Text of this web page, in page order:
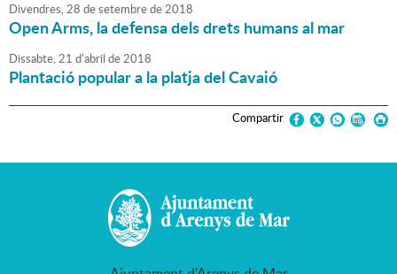
Divendres,28 desetembrede2018
Open Arms, la defensa dels drets humans al mar
Dissabte,21 d'abril de2018
Plantació popular a la platja del Cavaió
Compartir